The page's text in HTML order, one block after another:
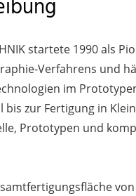
startete 1990 als
Verfahrens und
im
bis zur Fertigung in
Prototypen und